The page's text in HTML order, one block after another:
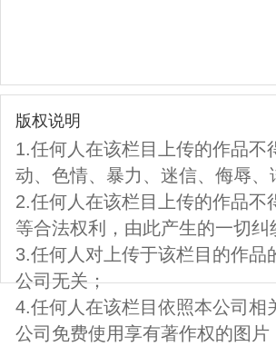
版权说明
1.任何人在该栏目上传的作品
动、色情、暴力、迷信、侮辱
2.任何人在该栏目上传的作品
等合法权利，由此产生的一切
3.任何人对上传于该栏目的作
公司无关；
4.任何人在该栏目依照本公司
公司免费使用享有著作权的图